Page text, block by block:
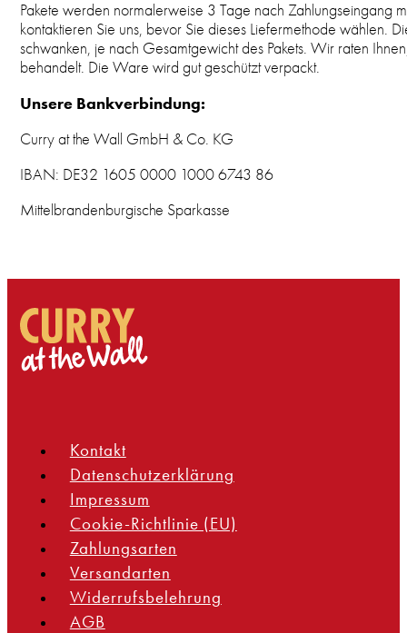
Pakete werden normalerweise 3 Tage nach Zahlungseingang
kontaktieren Sie uns, bevor Sie dieses Liefermethode wählen.
schwanken, je nach Gesamtgewicht des Pakets. Wir raten
behandelt. Die Ware wird gut geschützt verpackt.
Unsere Bankverbindung:
​​​​Curry at the Wall GmbH & Co. KG
IBAN: DE32 1605 0000 1000 6743 86
Mittelbrandenburgische Sparkasse
Kontakt
Datenschutzerklärung
Impressum
Cookie-Richtlinie (EU)
Zahlungsarten
Versandarten
Widerrufsbelehrung
AGB